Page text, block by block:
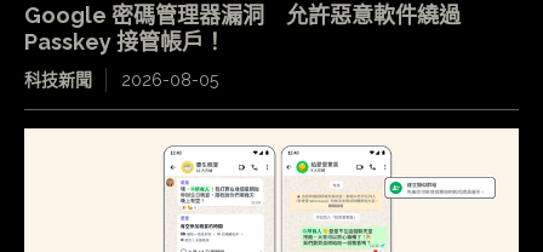
Google 密碼管理器漏洞 允許惡意軟件繞過
Passkey 接管帳戶！
科技新聞 2026-08-05